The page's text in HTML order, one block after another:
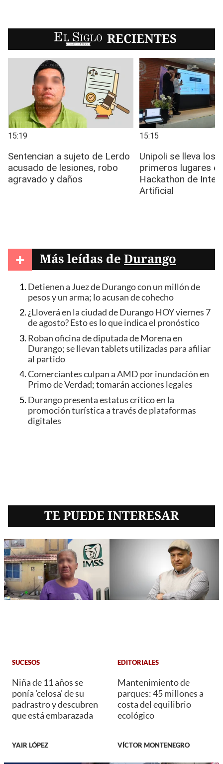
EL SIGLO RECIENTES
+ Más leídas de Durango
Detienen a Juez de Durango con un millón de
pesos y un arma; lo acusan de cohecho
¿Lloverá en la ciudad de Durango HOY viernes 7
de agosto? Esto es lo que indica el pronóstico
Roban oficina de diputada de Morena en
Durango; se llevan tablets utilizadas para afiliar
al partido
Comerciantes culpan a AMD por inundación en
Primo de Verdad; tomarán acciones legales
Durango presenta estatus crítico en la
promoción turística a través de plataformas
digitales
TE PUEDE INTERESAR
SUCESOS
Niña de 11 años se
ponía 'celosa' de su
padrastro y descubren
que está embarazada
YAIR LÓPEZ
EDITORIALES
Mantenimiento de
parques: 45 millones a
costa del equilibrio
ecológico
VÍCTOR MONTENEGRO